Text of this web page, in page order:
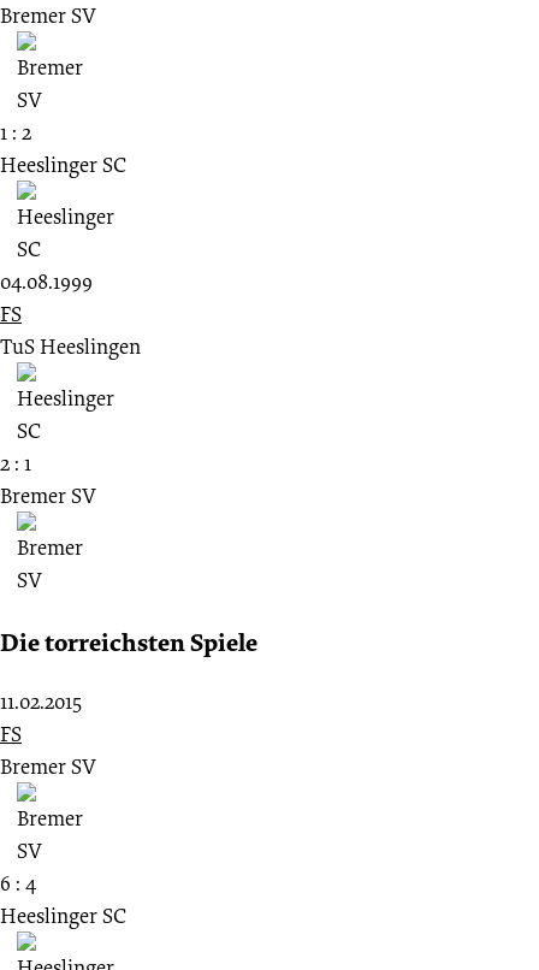
Bremer SV
1 : 2
Heeslinger SC
04.08.1999
FS
TuS Heeslingen
2 : 1
Bremer SV
Die torreichsten Spiele
11.02.2015
FS
Bremer SV
6 : 4
Heeslinger SC